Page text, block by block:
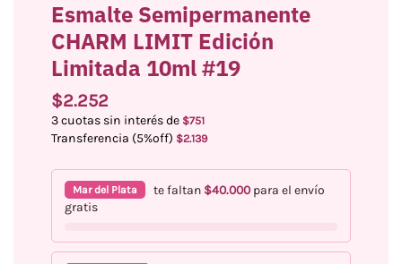
Esmalte Semipermanente
CHARM LIMIT Edición
Limitada 10ml #19
$2.252
3 cuotas sin interés de $751
Transferencia (5%off) $2.139
Mar del Plata te faltan $40.000para el envío
gratis